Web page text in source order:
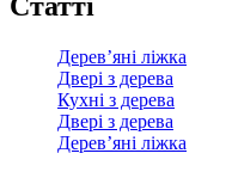
Дерев’яні ліжка
Двері з дерева
Кухні з дерева
Двері з дерева
Дерев’яні ліжка